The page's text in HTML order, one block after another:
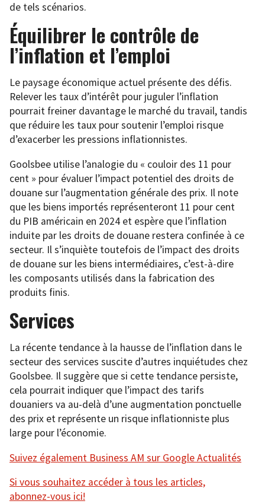
de tels scénarios.
Équilibrer le contrôle de
l’inflation et l’emploi
Le paysage économique actuel présente des défis.
Relever les taux d’intérêt pour juguler l’inflation
pourrait freiner davantage le marché du travail, tandis
que réduire les taux pour soutenir l’emploi risque
d’exacerber les pressions inflationnistes.
Goolsbee utilise l’analogie du « couloir des 11 pour
cent » pour évaluer l’impact potentiel des droits de
douane sur l’augmentation générale des prix. Il note
que les biens importés représenteront 11 pour cent
du PIB américain en 2024 et espère que l’inflation
induite par les droits de douane restera confinée à ce
secteur. Il s’inquiète toutefois de l’impact des droits
de douane sur les biens intermédiaires, c’est-à-dire
les composants utilisés dans la fabrication des
produits finis.
Services
La récente tendance à la hausse de l’inflation dans le
secteur des services suscite d’autres inquiétudes chez
Goolsbee. Il suggère que si cette tendance persiste,
cela pourrait indiquer que l’impact des tarifs
douaniers va au-delà d’une augmentation ponctuelle
des prix et représente un risque inflationniste plus
large pour l’économie.
Suivez également Business AM sur Google Actualités
Si vous souhaitez accéder à tous les articles,
abonnez-vous ici!